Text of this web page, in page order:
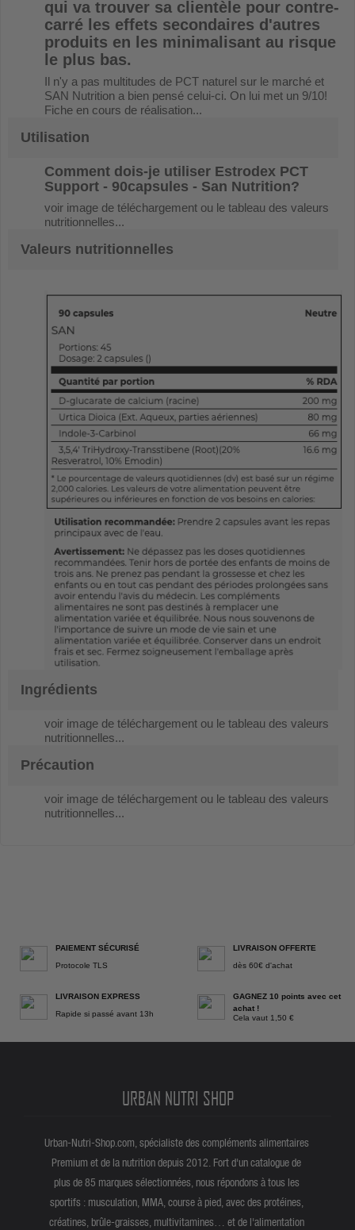
qui va trouver sa clientèle pour contre-
carré les effets secondaires d'autres
produits en les minimalisant au risque
le plus bas.
Il n'y a pas multitudes de PCT naturel sur le marché et
SAN Nutrition a bien pensé celui-ci. On lui met un 9/10!
Fiche en cours de réalisation...
Utilisation
Comment dois-je utiliser Estrodex PCT
Support - 90capsules - San Nutrition?
voir image de téléchargement ou le tableau des valeurs
nutritionnelles...
Valeurs nutritionnelles
Ingrédients
voir image de téléchargement ou le tableau des valeurs
nutritionnelles...
Précaution
voir image de téléchargement ou le tableau des valeurs
nutritionnelles...
PAIEMENT SÉCURISÉ
Protocole TLS
LIVRAISON OFFERTE
dès 60€ d'achat
LIVRAISON EXPRESS
Rapide si passé avant 13h
GAGNEZ 10 points avec cet
achat !
Cela vaut 1,50 €
URBAN NUTRI SHOP
Urban-Nutri-Shop.com, spécialiste des compléments alimentaires
Premium et de la nutrition depuis 2012. Fort d'un catalogue de
plus de 85 marques sélectionnées, nous répondons à tous les
sportifs : musculation, MMA, course à pied, avec des protéines,
créatines, brûle-graisses, multivitamines… et de l'alimentation